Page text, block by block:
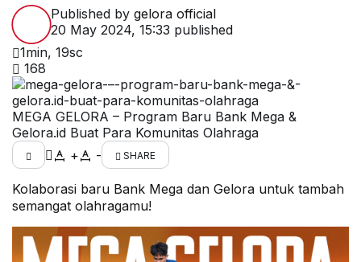
Published by gelora official
20 May 2024, 15:33 published
1min, 19sc
168
MEGA GELORA – Program Baru Bank Mega &
Gelora.id Buat Para Komunitas Olahraga
+
- SHARE
Kolaborasi baru Bank Mega dan Gelora untuk tambah
semangat olahragamu!